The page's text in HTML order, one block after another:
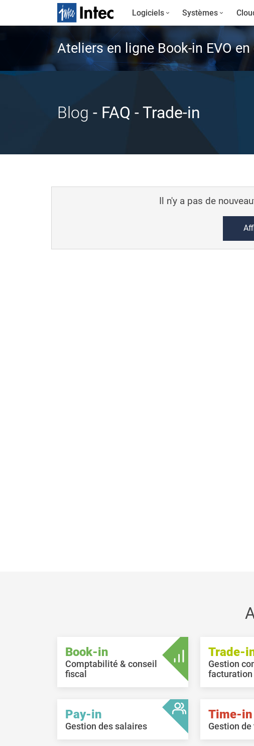
Logiciels Systèmes
Ateliers en ligne Book-in EVO
Blog - FAQ - Trade-in
Il n'y a pas de
Book-in
Comptabilité & conseil
fiscal
Trade-
Gestion
facturation
Pay-in
Gestion des salaires
Time-in
Gestion